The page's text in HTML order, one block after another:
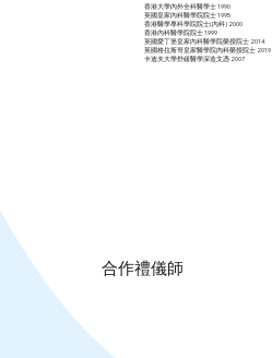
香港大學內外全科醫學士 1990
英國皇家內科醫學院院士 1995
香港醫學專科學院院士(內科) 2000
香港內科醫學院院士 1999
英國愛丁堡皇家內科醫學院榮授院士 2014
英國格拉斯哥皇家醫學院內科榮授院士 2019
卡迪夫大學舒緩醫學深造文憑 2007
​合作禮儀師